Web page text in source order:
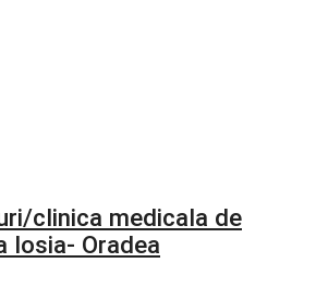
clinica medicala de
Iosia- Oradea